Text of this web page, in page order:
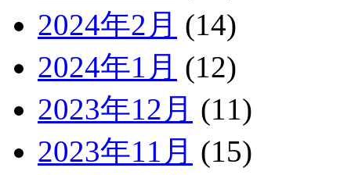
2024年2月 (14)
2024年1月 (12)
2023年12月 (11)
2023年11月 (15)